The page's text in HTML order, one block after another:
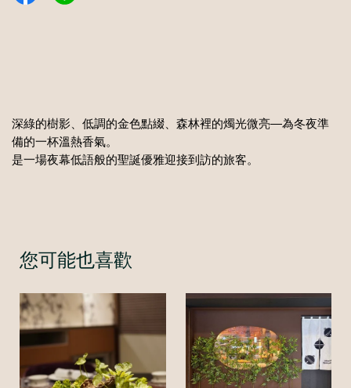
深綠的樹影、低調的金色點綴、森林裡的燭光微亮—為冬夜準
備的一杯溫熱香氣。
是一場夜幕低語般的聖誕優雅迎接到訪的旅客。
您可能也喜歡